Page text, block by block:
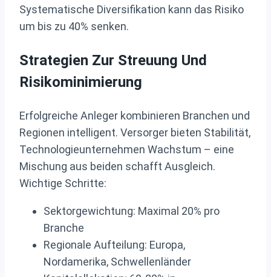
Systematische Diversifikation kann das Risiko
um bis zu 40% senken.
Strategien Zur Streuung Und
Risikominimierung
Erfolgreiche Anleger kombinieren Branchen und
Regionen intelligent. Versorger bieten Stabilität,
Technologieunternehmen Wachstum – eine
Mischung aus beiden schafft Ausgleich.
Wichtige Schritte:
Sektorgewichtung: Maximal 20% pro
Branche
Regionale Aufteilung: Europa,
Nordamerika, Schwellenländer